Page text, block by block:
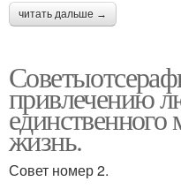
читать дальше →
привлечению
жизнь.
Совет номер 2.